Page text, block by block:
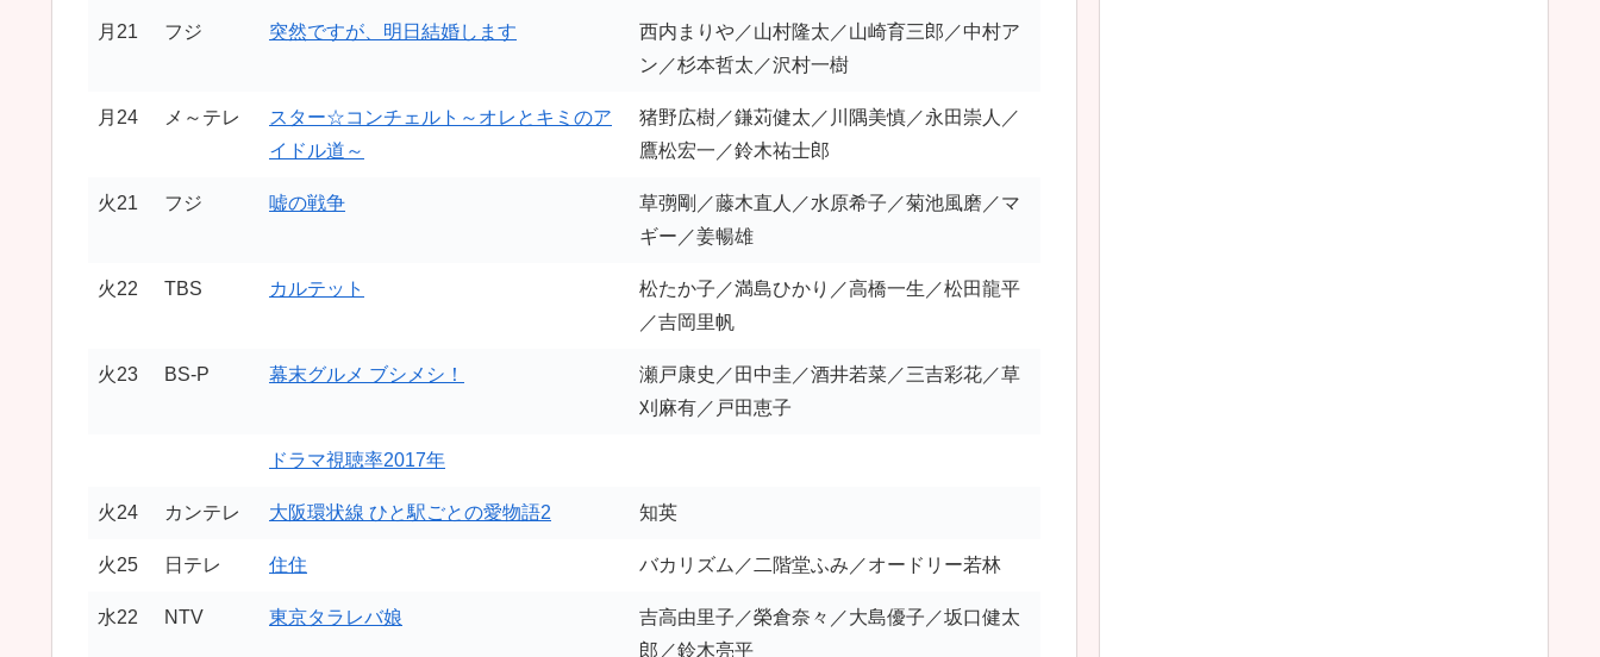
月21 フジ 突然ですが、明日結婚します
西内まりや／山村隆太／山崎育三郎／中村ア
ン／杉本哲太／沢村一樹
月24 メ～テレ
スター☆コンチェルト～オレとキミのア
イドル道～
猪野広樹／鎌苅健太／川隅美慎／永田崇人／
鷹松宏一／鈴木祐士郎
火21 フジ 嘘の戦争
草彅剛／藤木直人／水原希子／菊池風磨／マ
ギー／姜暢雄
火22 TBS カルテット
松たか子／満島ひかり／高橋一生／松田龍平
／吉岡里帆
火23 BS-P 幕末グルメ ブシメシ！
瀬戸康史／田中圭／酒井若菜／三吉彩花／草
刈麻有／戸田恵子
ドラマ視聴率2017年
火24 カンテレ 大阪環状線 ひと駅ごとの愛物語2 知英
火25 日テレ 住住 バカリズム／二階堂ふみ／オードリー若林
水22 NTV 東京タラレバ娘
吉高由里子／榮倉奈々／大島優子／坂口健太
郎／鈴木亮平